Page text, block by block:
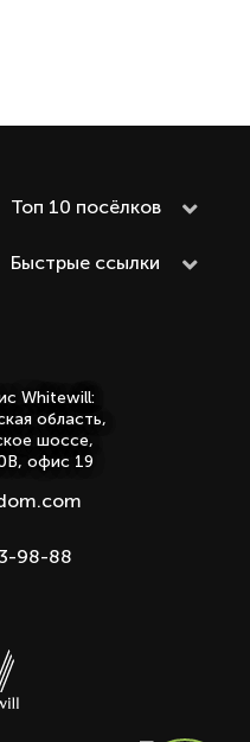
Топ 10 посёлков
Быстрые ссылки
Whitewill:
область,
шоссе,
офис 19
98-88